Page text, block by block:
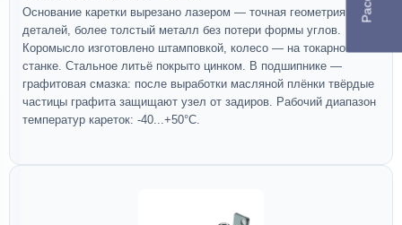
Основание каретки вырезано лазером — точная геометрия
деталей, более толстый металл без потери формы углов.
Коромысло изготовлено штамповкой, колесо — на токарном
станке. Стальное литьё покрыто цинком. В подшипнике —
графитовая смазка: после выработки масляной плёнки твёрдые
частицы графита защищают узел от задиров. Рабочий диапазон
температур кареток: -40...+50°C.